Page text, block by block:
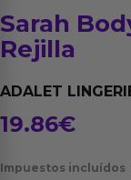
Sarah
Rejilla
ADALET
19.86€
Impuestos incluídos